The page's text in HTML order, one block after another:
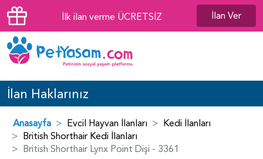
İlk ilan verme ÜCRETSİZ İlan Ver
İlan Haklarınız
Anasayfa Evcil Hayvan İlanları
Kedi İlanları
British Shorthair Kedi İlanları
British Shorthair Lynx Point Dişi - 3361